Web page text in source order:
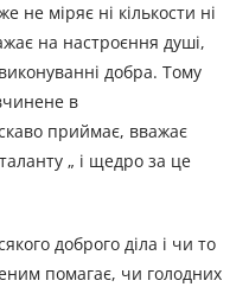
не міряє ні кількости ні
на настроєння душі,
добра. Тому
в
приймає, вважає
„ і щедро за це
доброго діла і чи то
помагає, чи голодних